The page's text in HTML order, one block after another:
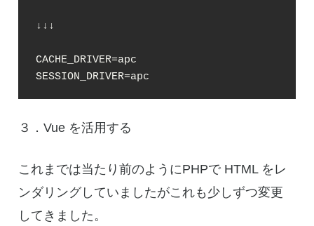
↓↓↓
CACHE_DRIVER=apc
SESSION_DRIVER=apc
３．Vue を活用する
これまでは当たり前のようにPHPで HTML をレ
ンダリングしていましたがこれも少しずつ変更
してきました。